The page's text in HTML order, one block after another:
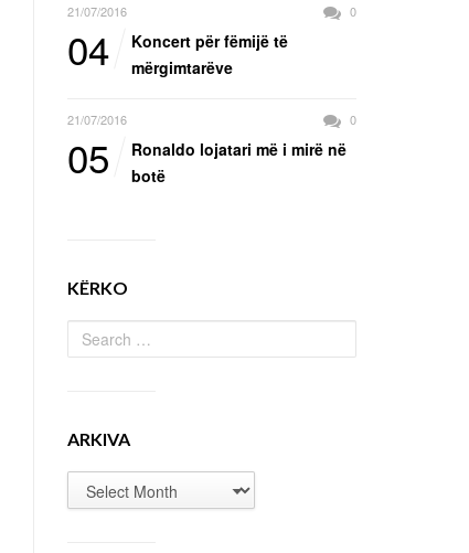
21/07/2016 0
04
Koncert për fëmijë të
mërgimtarëve
21/07/2016 0
05
Ronaldo lojatari më i mirë në
botë
KËRKO
ARKIVA